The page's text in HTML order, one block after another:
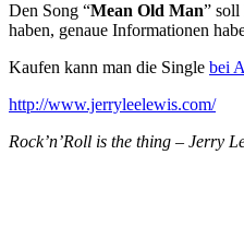
Den Song “Mean Old Man” soll
haben, genaue Informationen
Kaufen kann man die Single bei
http://www.jerryleelewis.com/
Rock’n’Roll is the thing – Jerry